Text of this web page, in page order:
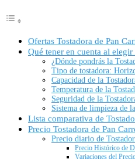
Ofertas Tostadora de Pan
Qué tener en cuenta al
¿Dónde pondrás la
Tipo de tostadora:
Capacidad de la
Temperatura de la
Seguridad de la
Sistema de limpieza de
Lista comparativa de
Precio Tostadora de Pan
Precio diario de
Precio Histórico de
Variaciones del